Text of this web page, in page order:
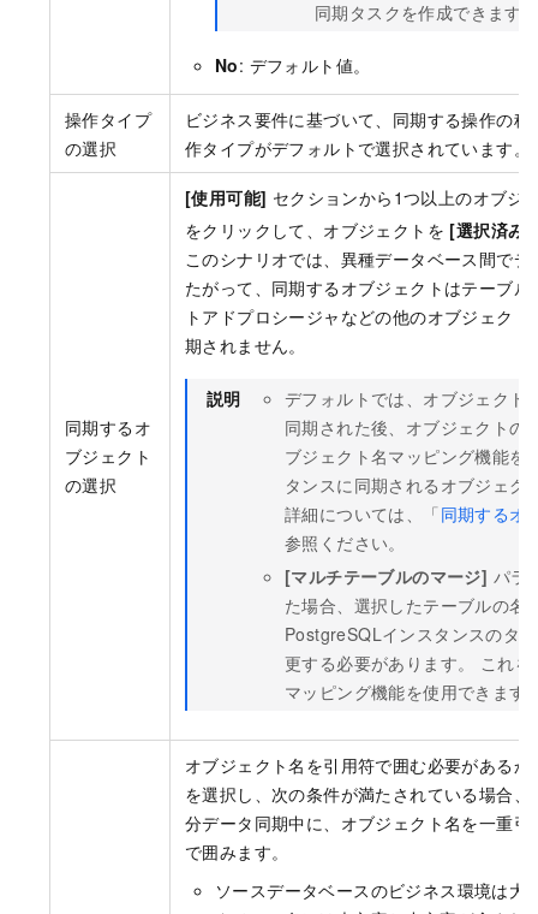
同期タスクを作成できます
No: デフォルト値。
操作タイプ
の選択
ビジネス要件に基づいて、同期する操作の
作タイプがデフォルトで選択されています。
同期するオ
ブジェクト
の選択
[使用可能] セクションから1つ以上のオブジ
をクリックして、オブジェクトを [選択済み]
このシナリオでは、異種データベース間で
たがって、同期するオブジェクトはテーブ
トアドプロシージャなどの他のオブジェク
期されません。
説明
デフォルトでは、オブジェクト
同期された後、オブジェクトの
ブジェクト名マッピング機能を
タンスに同期されるオブジェク
詳細については、「同期するオ
参照ください。
[マルチテーブルのマージ] パラ
た場合、選択したテーブルの名
PostgreSQLインスタンスのタ
更する必要があります。 これ
マッピング機能を使用できます
オブジェクト名を引用符で囲む必要がある
を選択し、次の条件が満たされている場合
分データ同期中に、オブジェクト名を一重
で囲みます。
ソースデータベースのビジネス環境は大